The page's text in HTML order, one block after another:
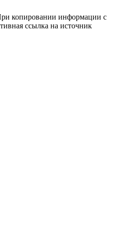
копировании информации с
ссылка на источник